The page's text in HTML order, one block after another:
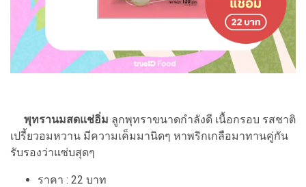
พุทรานมสดแช่อิ่ม ลูกพุทราขนาดกำลังดี เนื้อกรอบ รสชาติ
เปรี้ยวอมหวาน มีความเค็มมานิดๆ หาพริกเกลือมาทานคู่กัน
รับรองว่าแซ่บสุดๆ
ราคา : 22 บาท